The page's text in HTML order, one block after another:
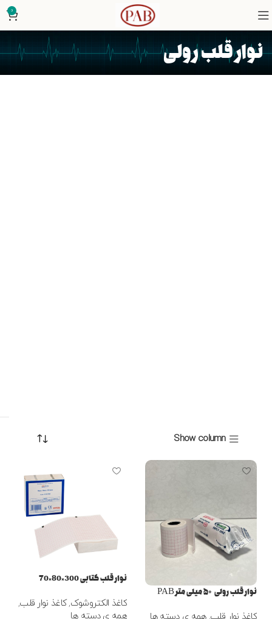
0
نوار قلب رولی
Show column
نوار قلب رولی ۵۰ میلی متر PAB
نوار قلب کتابی 300×80×70
کاغذ الکتروشوک,کاغذ نوار قلب,
همه ی دسته ها